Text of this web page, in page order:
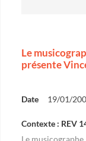
Le
présente
Date 19/01/
Contexte : REV
Le